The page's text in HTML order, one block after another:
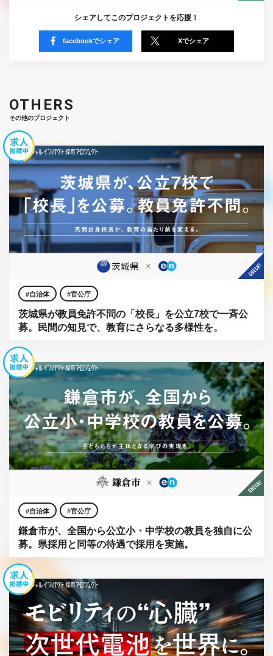
シェアしてこのプロジェクトを応援！
facebookでシェア Xでシェア
OTHERS
その他のプロジェクト
自治体 官公庁
茨城県が教員免許不問の「校長」を公立7校で一斉公
募。民間の知見で、教育にさらなる多様性を。
自治体 官公庁
鎌倉市が、全国から公立小・中学校の教員を独自に公
募。県採用と同等の待遇で採用を実施。